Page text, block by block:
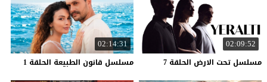
02:09:52
مسلسل تحت الارض الحلقة 7
02:14:31
مسلسل قانون الطبيعة الحلقة 1